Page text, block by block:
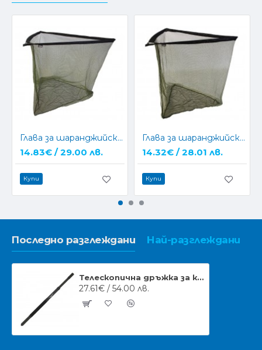
Глава за шаранджийски кеп NGT 42" Specimen Net (Metal block)
14.83€ / 29.00 лв.
Купи
Глава за шаранджийски кеп NGT 42" Specimen Net (Plastic Block)
14.32€ / 28.01 лв.
Купи
Последно разглеждани Най-разглеждани
Телескопична дръжка за кеп NGT Profiler Handle 1,80 m
27.61€ / 54.00 лв.